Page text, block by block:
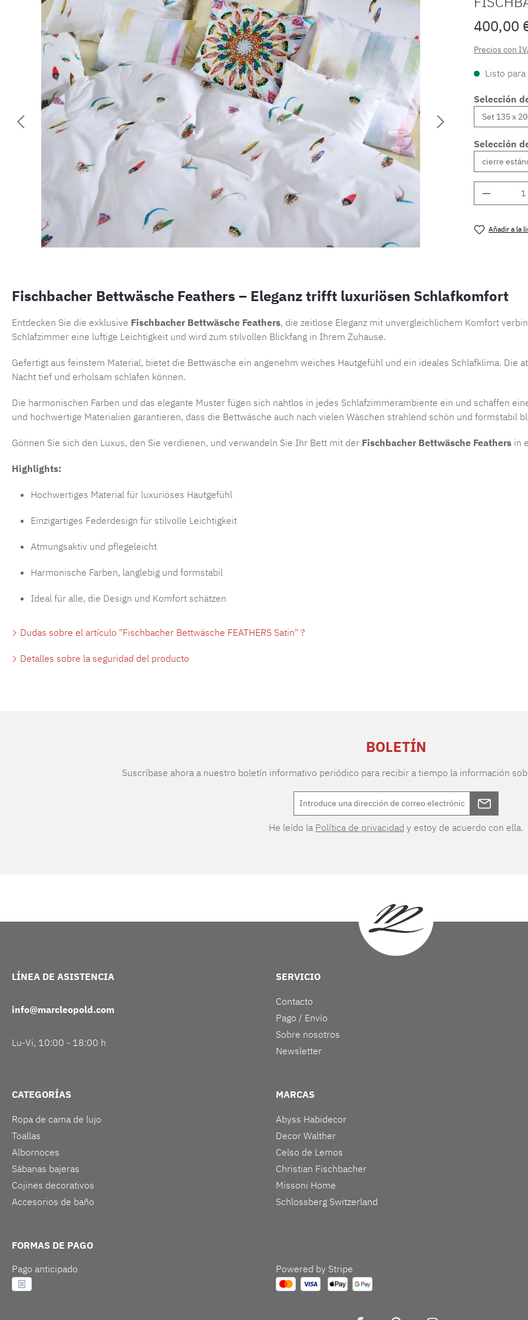
400,00
Precios con
Listo
Selección
Selección
Añadir a la
Fischbacher Bettwäsche Feathers – Eleganz trifft luxuriösen Schlafkomfort
Entdecken Sie die exklusive Fischbacher Bettwäsche Feathers, die zeitlose Eleganz mit unvergleichlichem Komfort
Schlafzimmer eine luftige Leichtigkeit und wird zum stilvollen Blickfang in Ihrem Zuhause.
Gefertigt aus feinstem Material, bietet die Bettwäsche ein angenehm weiches Hautgefühl und ein ideales Schlafklima. Die
Nacht tief und erholsam schlafen können.
Die harmonischen Farben und das elegante Muster fügen sich nahtlos in jedes Schlafzimmerambiente ein und schaffen
und hochwertige Materialien garantieren, dass die Bettwäsche auch nach vielen Wäschen strahlend schön und formstabil
Gönnen Sie sich den Luxus, den Sie verdienen, und verwandeln Sie Ihr Bett mit der Fischbacher Bettwäsche Feathers in
Highlights:
Hochwertiges Material für luxuriöses Hautgefühl
Einzigartiges Federdesign für stilvolle Leichtigkeit
Atmungsaktiv und pflegeleicht
Harmonische Farben, langlebig und formstabil
Ideal für alle, die Design und Komfort schätzen
Dudas sobre el artículo "Fischbacher Bettwäsche FEATHERS Satin" ?
Detalles sobre la seguridad del producto
BOLETÍN
Suscríbase ahora a nuestro boletín informativo periódico para recibir a tiempo la información
He leído la Política de privacidad y estoy de acuerdo con ella.
LÍNEA DE ASISTENCIA
info@marcleopold.com
Lu-Vi, 10:00 - 18:00 h
SERVICIO
Contacto
Pago / Envío
Sobre nosotros
Newsletter
CATEGORÍAS
Ropa de cama de lujo
Toallas
Albornoces
Sábanas bajeras
Cojines decorativos
Accesorios de baño
MARCAS
Abyss Habidecor
Decor Walther
Celso de Lemos
Christian Fischbacher
Missoni Home
Schlossberg Switzerland
FORMAS DE PAGO
Pago anticipado
Powered by Stripe